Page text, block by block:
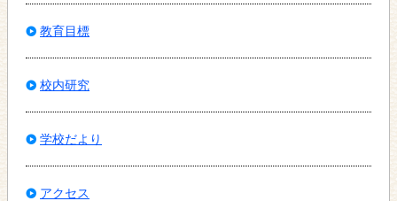
教育目標
校内研究
学校だより
アクセス